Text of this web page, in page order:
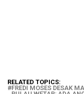
RELATED TOPICS:
FREDI MOSES DESAK